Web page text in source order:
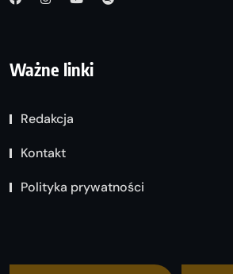
Ważne linki
Redakcja
Kontakt
Polityka prywatności